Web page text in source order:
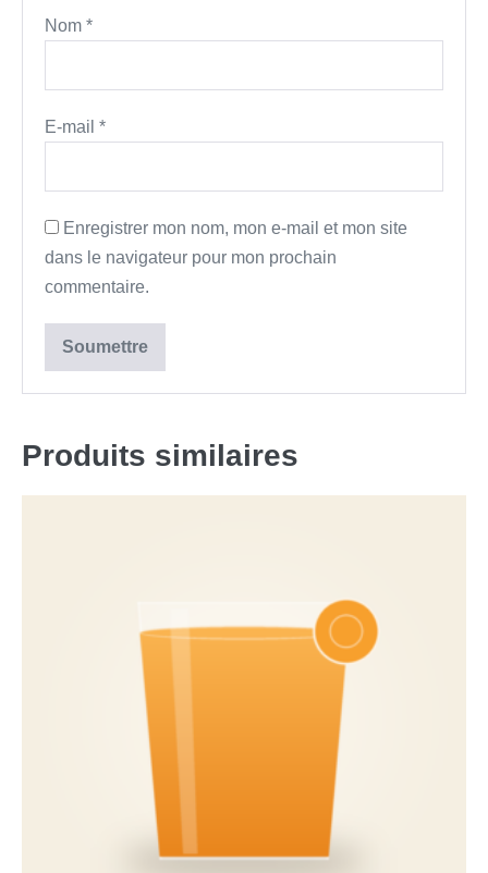
Nom *
E-mail *
Enregistrer mon nom, mon e-mail et mon site
dans le navigateur pour mon prochain
commentaire.
Produits similaires